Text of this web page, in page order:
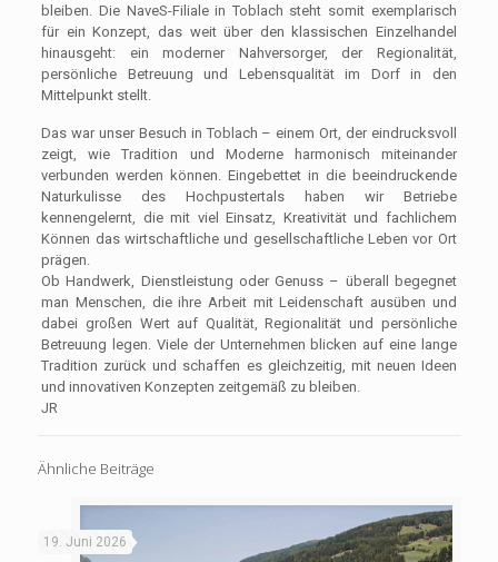
bleiben. Die NaveS-Filiale in Toblach steht somit exemplarisch
für ein Konzept, das weit über den klassischen Einzelhandel
hinausgeht: ein moderner Nahversorger, der Regionalität,
persönliche Betreuung und Lebensqualität im Dorf in den
Mittelpunkt stellt.
Das war unser Besuch in Toblach – einem Ort, der eindrucksvoll
zeigt, wie Tradition und Moderne harmonisch miteinander
verbunden werden können. Eingebettet in die beeindruckende
Naturkulisse des Hochpustertals haben wir Betriebe
kennengelernt, die mit viel Einsatz, Kreativität und fachlichem
Können das wirtschaftliche und gesellschaftliche Leben vor Ort
prägen.
Ob Handwerk, Dienstleistung oder Genuss – überall begegnet
man Menschen, die ihre Arbeit mit Leidenschaft ausüben und
dabei großen Wert auf Qualität, Regionalität und persönliche
Betreuung legen. Viele der Unternehmen blicken auf eine lange
Tradition zurück und schaffen es gleichzeitig, mit neuen Ideen
und innovativen Konzepten zeitgemäß zu bleiben.
JR
Ähnliche Beiträge
19. Juni 2026